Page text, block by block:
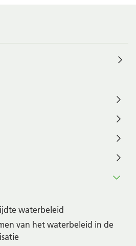
waterbeleid
van het waterbeleid in de